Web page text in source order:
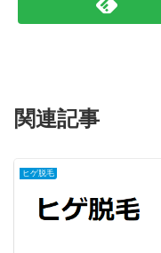
関連記事
ヒゲ脱毛